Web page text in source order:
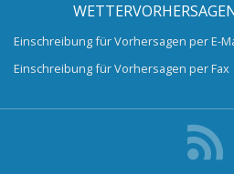
Einschreibung für Vorhersagen per E-
Einschreibung für Vorhersagen per Fax